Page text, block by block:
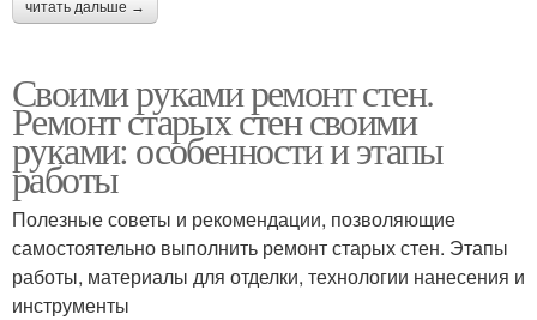
читать дальше →
Своими руками ремонт стен.
Ремонт старых стен своими
руками: особенности и этапы
работы
Полезные советы и рекомендации, позволяющие
самостоятельно выполнить ремонт старых стен. Этапы
работы, материалы для отделки, технологии нанесения и
инструменты